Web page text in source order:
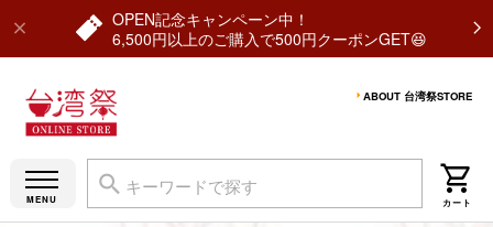
OPEN記念キャンペーン中！
6,500円以上のご購入で500円クーポンGET😆
ABOUT 台湾祭STORE